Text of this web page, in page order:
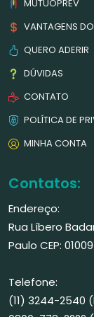
MUTUOPREV
VANTAGENS
QUERO ADERIR
DÚVIDAS
CONTATO
POLÍTICA DE
MINHA CONTA
Contatos:
Endereço:
Rua Líbero
Paulo CEP:
Telefone:
(11) 3244-2540